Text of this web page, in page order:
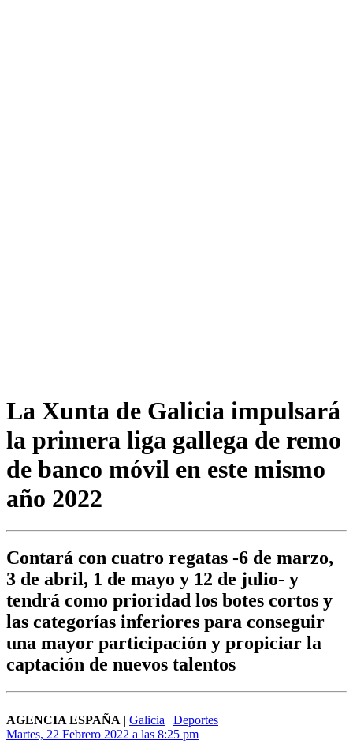
La Xunta de Galicia impulsará
la primera liga gallega de remo
de banco móvil en este mismo
año 2022
Contará con cuatro regatas -6 de marzo,
3 de abril, 1 de mayo y 12 de julio- y
tendrá como prioridad los botes cortos y
las categorías inferiores para conseguir
una mayor participación y propiciar la
captación de nuevos talentos
AGENCIA ESPAÑA | Galicia | Deportes
Martes, 22 Febrero 2022 a las 8:25 pm